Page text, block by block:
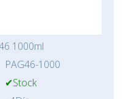
1000ml
PAG46-1000
✔Stock